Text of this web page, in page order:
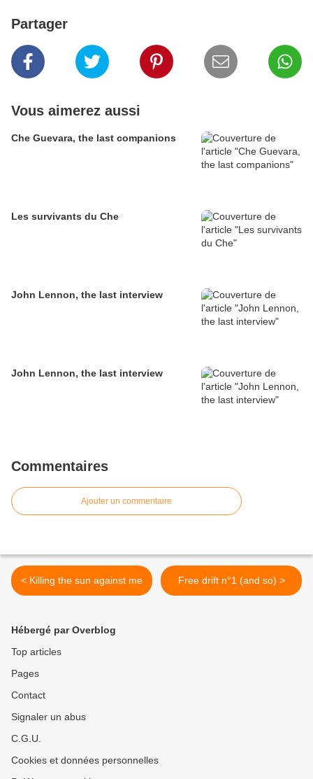
Partager
Vous aimerez aussi
Che Guevara, the last companions
Les survivants du Che
John Lennon, the last interview
John Lennon, the last interview
Commentaires
Ajouter un commentaire
< Killing the sun against me Free drift n°1 (and so) >
Hébergé par Overblog
Top articles
Pages
Contact
Signaler un abus
C.G.U.
Cookies et données personnelles